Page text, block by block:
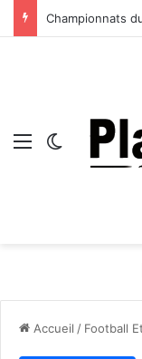
Menu Switch skin
Accueil / Football